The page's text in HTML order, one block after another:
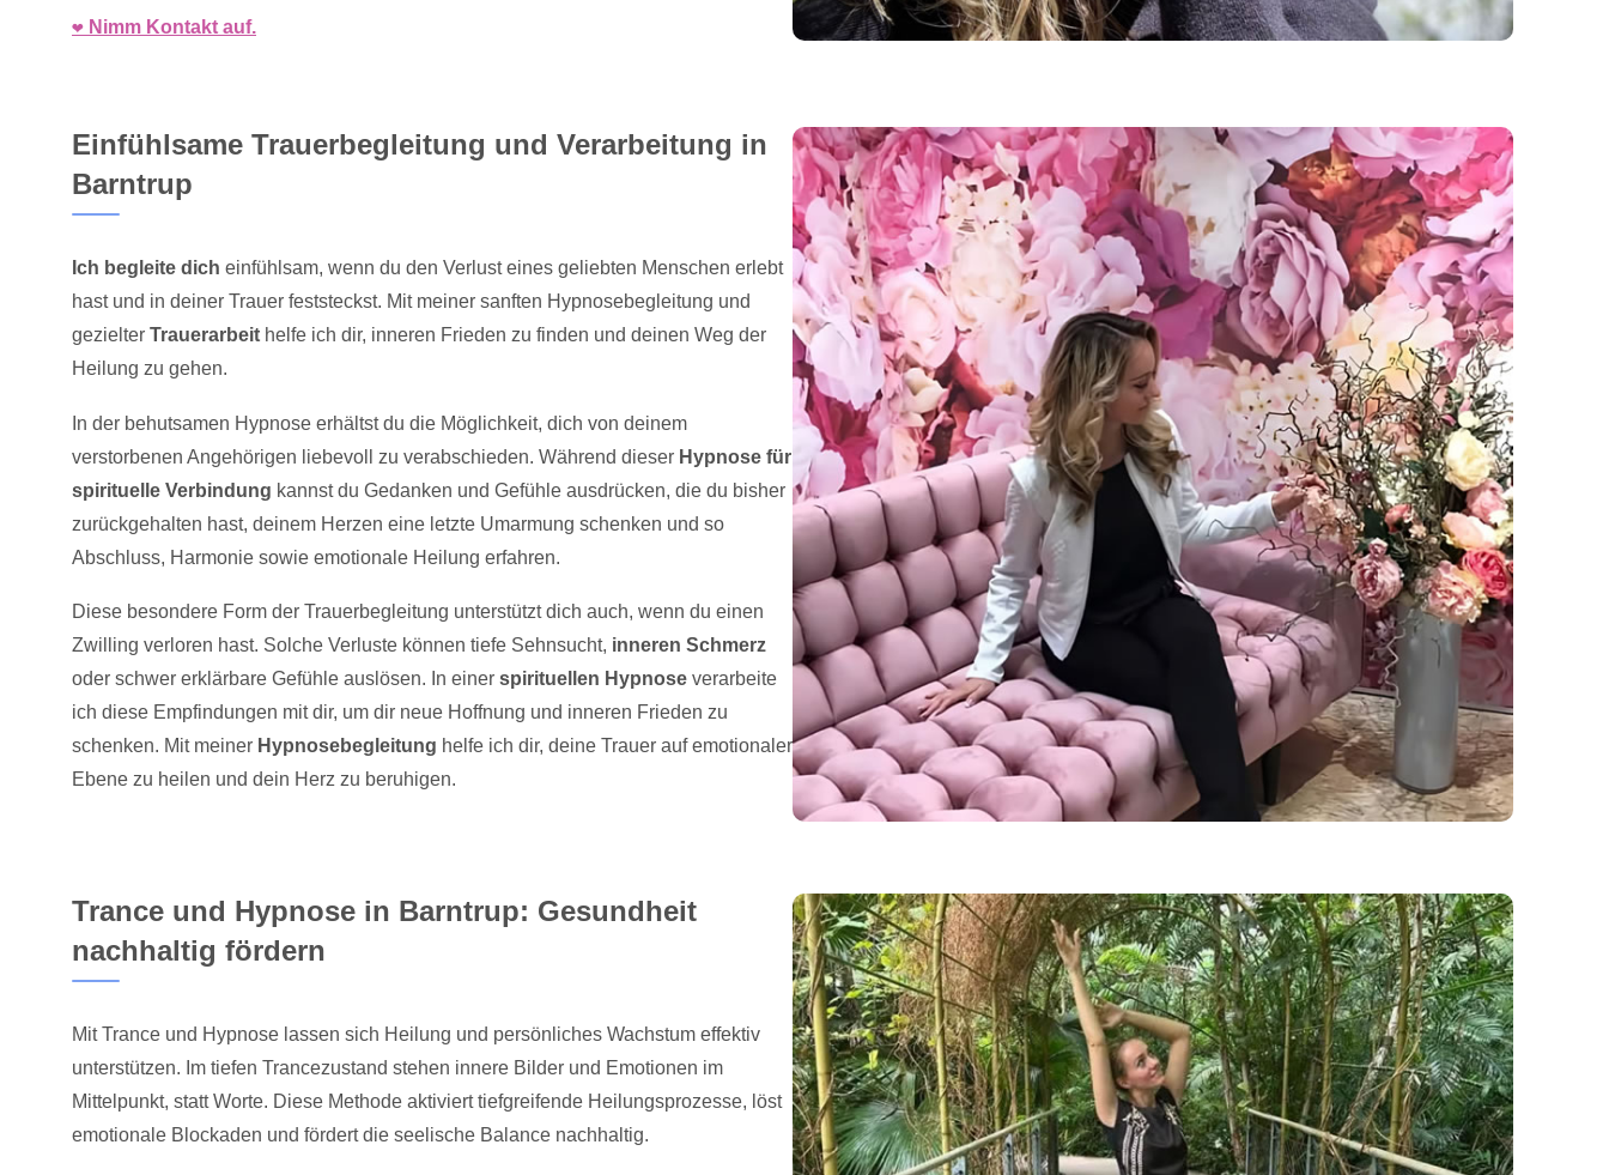
❤️ Nimm Kontakt auf.
Einfühlsame Trauerbegleitung und Verarbeitung in
Barntrup
Ich begleite dich einfühlsam, wenn du den Verlust eines geliebten Menschen erlebt
hast und in deiner Trauer feststeckst. Mit meiner sanften Hypnosebegleitung und
gezielter Trauerarbeit helfe ich dir, inneren Frieden zu finden und deinen Weg der
Heilung zu gehen.
In der behutsamen Hypnose erhältst du die Möglichkeit, dich von deinem
verstorbenen Angehörigen liebevoll zu verabschieden. Während dieser Hypnose für
spirituelle Verbindung kannst du Gedanken und Gefühle ausdrücken, die du bisher
zurückgehalten hast, deinem Herzen eine letzte Umarmung schenken und so
Abschluss, Harmonie sowie emotionale Heilung erfahren.
Diese besondere Form der Trauerbegleitung unterstützt dich auch, wenn du einen
Zwilling verloren hast. Solche Verluste können tiefe Sehnsucht, inneren Schmerz
oder schwer erklärbare Gefühle auslösen. In einer spirituellen Hypnose verarbeite
ich diese Empfindungen mit dir, um dir neue Hoffnung und inneren Frieden zu
schenken. Mit meiner Hypnosebegleitung helfe ich dir, deine Trauer auf emotionaler
Ebene zu heilen und dein Herz zu beruhigen.
Trance und Hypnose in Barntrup: Gesundheit
nachhaltig fördern
Mit Trance und Hypnose lassen sich Heilung und persönliches Wachstum effektiv
unterstützen. Im tiefen Trancezustand stehen innere Bilder und Emotionen im
Mittelpunkt, statt Worte. Diese Methode aktiviert tiefgreifende Heilungsprozesse, löst
emotionale Blockaden und fördert die seelische Balance nachhaltig.